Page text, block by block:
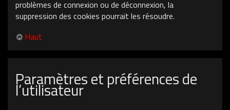
problèmes de connexion ou de déconnexion, la
suppression des cookies pourrait les résoudre.
Haut
Paramètres et préférences de
l’utilisateur